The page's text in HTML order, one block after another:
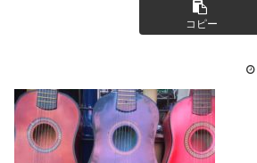
コピー